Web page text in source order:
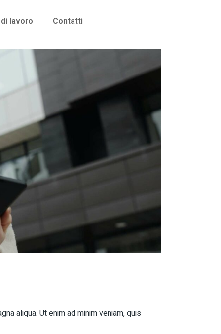
lavoro Contatti
aliqua. Ut enim ad minim veniam, quis